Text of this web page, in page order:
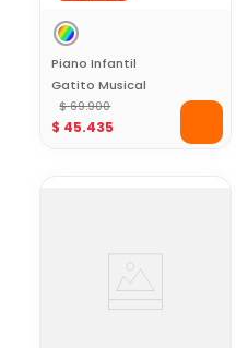
Piano Infantil
Gatito Musical
Baby Mine
$ 69.900
$ 45.435